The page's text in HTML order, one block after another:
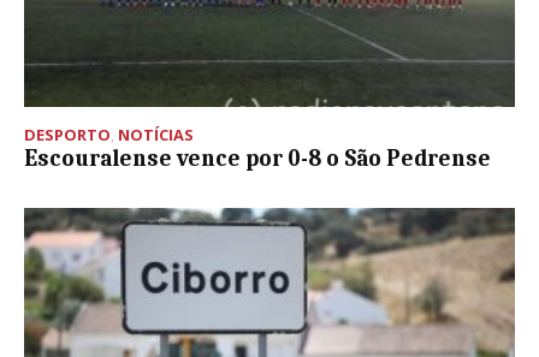
DESPORTO, NOTÍCIAS
Escouralense vence por 0-8 o São Pedrense